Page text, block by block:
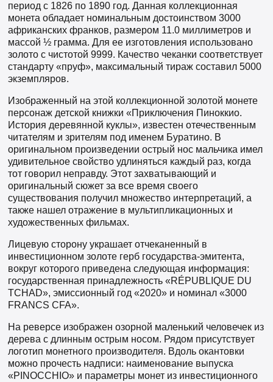
период с 1826 по 1890 год. Данная коллекционная
монета обладает номинальным достоинством 3000
африканских франков, размером 11.0 миллиметров и
массой ½ грамма. Для ее изготовления использовано
золото с чистотой 9999. Качество чеканки соответствует
стандарту «пруф», максимальный тираж составил 5000
экземпляров.
Изображенный на этой коллекционной золотой монете
персонаж детской книжки «Приключения Пиноккио.
История деревянной куклы», известен отечественным
читателям и зрителям под именем Буратино. В
оригинальном произведении острый нос мальчика имел
удивительное свойство удлиняться каждый раз, когда
тот говорил неправду. Этот захватывающий и
оригинальный сюжет за все время своего
существования получил множество интерпретаций, а
также нашел отражение в мультипликационных и
художественных фильмах.
Лицевую сторону украшает отчеканенный в
инвестиционном золоте герб государства-эмитента,
вокруг которого приведена следующая информация:
государственная принадлежность «RÉPUBLIQUE DU
TCHAD», эмиссионный год «2020» и номинал «3000
FRANCS CFA».
На реверсе изображен озорной маленький человечек из
дерева с длинным острым носом. Рядом присутствует
логотип монетного производителя. Вдоль окантовки
можно прочесть надписи: наименование выпуска
«PINOCCHIO» и параметры монет из инвестиционного